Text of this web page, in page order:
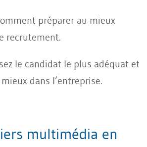
préparer au mieux
recrutement.
le candidat le plus adéquat et
dans l’entreprise.
multimédia en